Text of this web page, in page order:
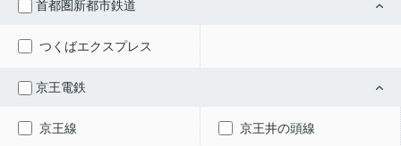
首都圏新都市鉄道
つくばエクスプレス
京王電鉄
京王線 京王井の頭線